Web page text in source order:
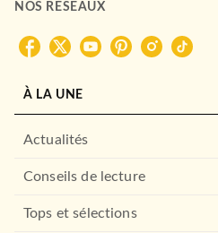
NOS RÉSEAUX
À LA UNE
Actualités
Conseils de lecture
Tops et sélections